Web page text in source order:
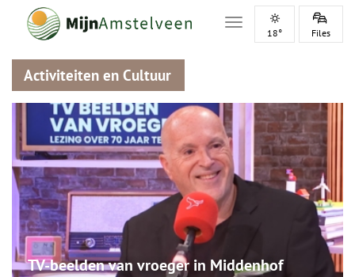
Toggle navigation
18° Files
Activiteiten en Cultuur
TV-beelden van vroeger in Middenhof